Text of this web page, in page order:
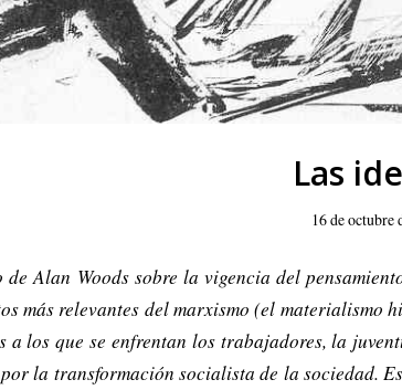
Las
16 de octubre
de Alan Woods sobre la vigencia del
más relevantes del marxismo (el
a los que se enfrentan los trabajadores, la
la transformación socialista de la sociedad.